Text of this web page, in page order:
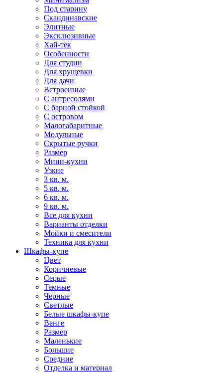
Под старину
Скандинавские
Элитные
Эксклюзивные
Хай-тек
Особенности
Для студии
Для хрущевки
Для дачи
Встроенные
С антресолями
С барной стойкой
С островом
Малогабаритные
Модульные
Скрытые ручки
Размер
Мини-кухни
Узкие
3 кв. м.
5 кв. м.
6 кв. м.
9 кв. м.
Все для кухни
Варианты отделки
Мойки и смесители
Техника для кухни
Шкафы-купе
Цвет
Коричневые
Серые
Темные
Черные
Светлые
Белые шкафы-купе
Венге
Размер
Маленькие
Большие
Средние
Отделка и материал